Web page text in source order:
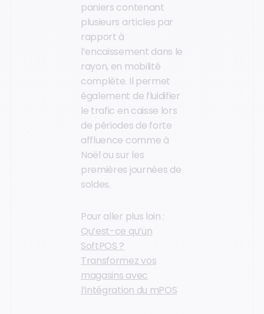
paniers contenant
plusieurs articles par
rapport à
l’encaissement dans le
rayon, en mobilité
complète. Il permet
également de fluidifier
le trafic en caisse lors
de périodes de forte
affluence comme à
Noël ou sur les
premières journées de
soldes.
Pour aller plus loin :
Qu’est-ce qu’un
SoftPOS ?
Transformez vos
magasins avec
l’intégration du mPOS